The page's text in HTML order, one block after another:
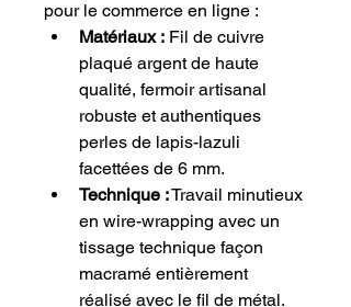
pour le commerce en ligne :
Matériaux : Fil de cuivre
plaqué argent de haute
qualité, fermoir artisanal
robuste et authentiques
perles de lapis-lazuli
facettées de 6 mm.
Technique : Travail minutieux
en wire-wrapping avec un
tissage technique façon
macramé entièrement
réalisé avec le fil de métal.